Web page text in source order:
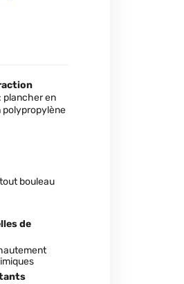
plancher en
polypropylène
bouleau
de